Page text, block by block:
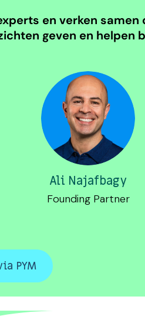
en verken samen
geven en helpen
Ali Najafbagy
Founding Partner
PYM